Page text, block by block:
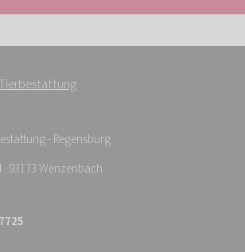
- Regensburg
93173 Wenzenbach